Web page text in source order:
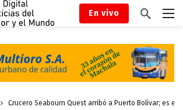
En vivo
Crucero Seabourn Quest arribó a Puerto Bolívar; es el